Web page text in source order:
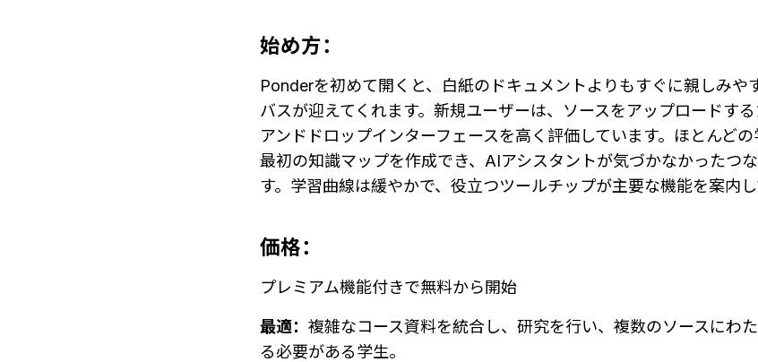
始め方：
Ponderを初めて開くと、白紙のドキュメントよりもすぐに親しみや
バスが迎えてくれます。新規ユーザーは、ソースをアップロードす
アンドドロップインターフェースを高く評価しています。ほとんど
最初の知識マップを作成でき、AIアシスタントが気づかなかったつ
す。学習曲線は緩やかで、役立つツールチップが主要な機能を案内し
価格：
プレミアム機能付きで無料から開始
最適： 複雑なコース資料を統合し、研究を行い、複数のソースにわ
る必要がある学生。